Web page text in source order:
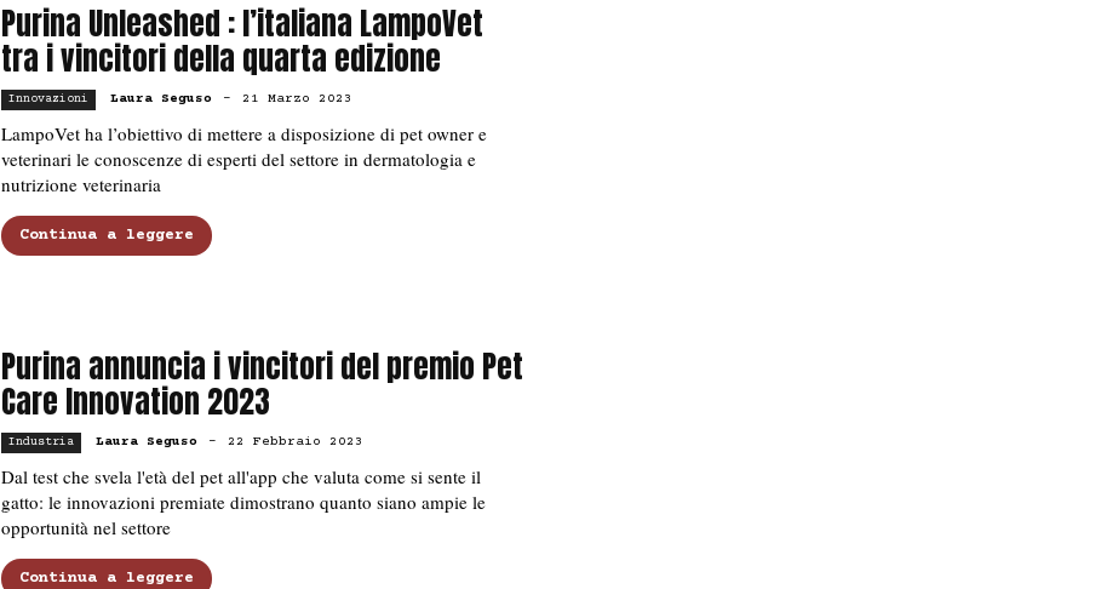
Purina Unleashed : l’italiana LampoVet
tra i vincitori della quarta edizione
Innovazioni Laura Seguso - 21 Marzo 2023
LampoVet ha l’obiettivo di mettere a disposizione di pet owner e
veterinari le conoscenze di esperti del settore in dermatologia e
nutrizione veterinaria
Continua a leggere
Purina annuncia i vincitori del premio Pet
Care Innovation 2023
Industria Laura Seguso - 22 Febbraio 2023
Dal test che svela l'età del pet all'app che valuta come si sente il
gatto: le innovazioni premiate dimostrano quanto siano ampie le
opportunità nel settore
Continua a leggere